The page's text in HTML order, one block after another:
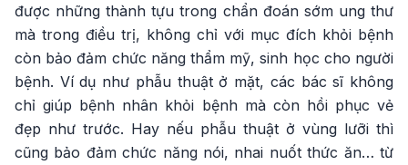
được những thành tựu trong chẩn đoán sớm ung thư
mà trong điều trị, không chỉ với mục đích khỏi bệnh
còn bảo đảm chức năng thẩm mỹ, sinh học cho người
bệnh. Ví dụ như phẫu thuật ở mặt, các bác sĩ không
chỉ giúp bệnh nhân khỏi bệnh mà còn hồi phục vẻ
đẹp như trước. Hay nếu phẫu thuật ở vùng lưỡi thì
cũng bảo đảm chức năng nói, nhai nuốt thức ăn… từ